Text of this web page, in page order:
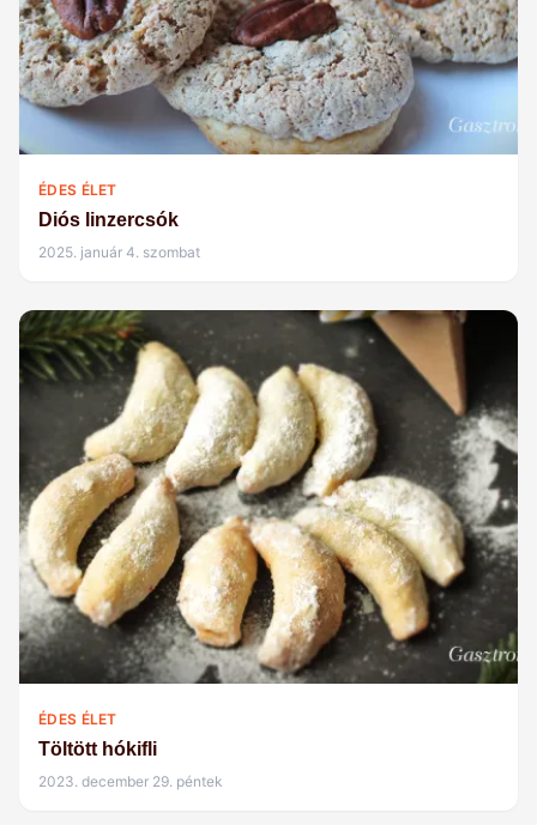
ÉDES ÉLET
Diós linzercsók
2025. január 4. szombat
ÉDES ÉLET
Töltött hókifli
2023. december 29. péntek